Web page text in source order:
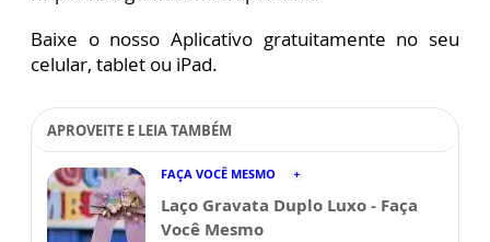
Baixe o nosso Aplicativo gratuitamente no seu
celular, tablet ou iPad.
APROVEITE E LEIA TAMBÉM
FAÇA VOCÊ MESMO
Laço Gravata Duplo Luxo - Faça
Você Mesmo